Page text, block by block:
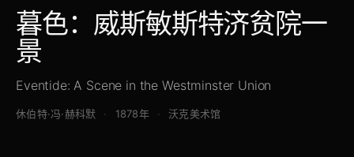
暮色：威斯敏斯特济贫院一
景
Eventide: A Scene in the Westminster Union
休伯特·冯·赫科默 1878年 沃克美术馆